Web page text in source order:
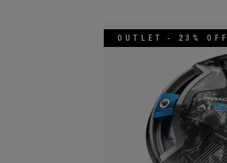
OUTLET - 23% OFF